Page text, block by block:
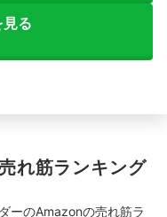
る
れ筋ランキング
ーのAmazonの売れ筋ラ